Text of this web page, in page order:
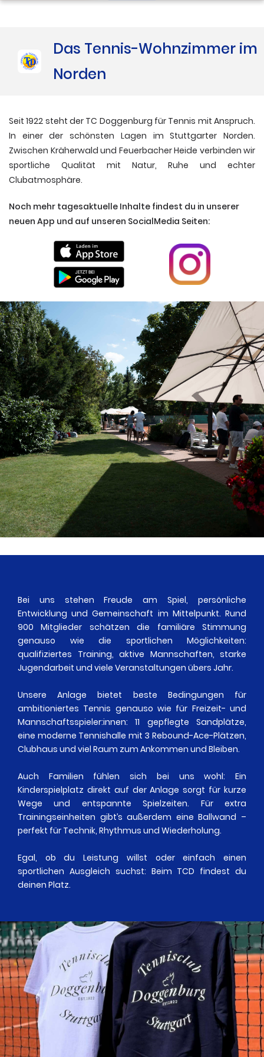
Das Tennis-Wohnzimmer im
Norden
Seit 1922 steht der TC Doggenburg für Tennis mit Anspruch.
In einer der schönsten Lagen im Stuttgarter Norden.
Zwischen Kräherwald und Feuerbacher Heide verbinden wir
sportliche Qualität mit Natur, Ruhe und echter
Clubatmosphäre.
Noch mehr tagesaktuelle Inhalte findest du in unserer
neuen App und auf unseren SocialMedia Seiten:
Bei uns stehen Freude am Spiel, persönliche
Entwicklung und Gemeinschaft im Mittelpunkt. Rund
900 Mitglieder schätzen die familiäre Stimmung
genauso wie die sportlichen Möglichkeiten:
qualifiziertes Training, aktive Mannschaften, starke
Jugendarbeit und viele Veranstaltungen übers Jahr.
Unsere Anlage bietet beste Bedingungen für
ambitioniertes Tennis genauso wie für Freizeit- und
Mannschaftsspieler:innen: 11 gepflegte Sandplätze,
eine moderne Tennishalle mit 3 Rebound-Ace-Plätzen,
Clubhaus und viel Raum zum Ankommen und Bleiben.
Auch Familien fühlen sich bei uns wohl: Ein
Kinderspielplatz direkt auf der Anlage sorgt für kurze
Wege und entspannte Spielzeiten. Für extra
Trainingseinheiten gibt’s außerdem eine Ballwand –
perfekt für Technik, Rhythmus und Wiederholung.
Egal, ob du Leistung willst oder einfach einen
sportlichen Ausgleich suchst: Beim TCD findest du
deinen Platz.